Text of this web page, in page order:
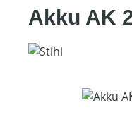
Akku AK
Bildergalerie